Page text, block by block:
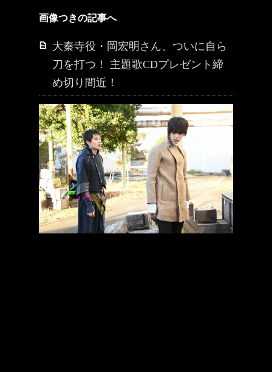
画像つきの記事へ
大秦寺役・岡宏明さん、ついに自ら
刀を打つ！ 主題歌CDプレゼント締
め切り間近！